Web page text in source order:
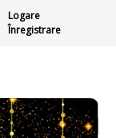
Logare
Înregistrare